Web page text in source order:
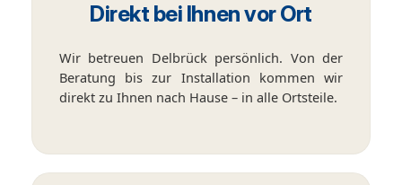
Direkt bei Ihnen vor Ort
Wir betreuen Delbrück persönlich. Von der
Beratung bis zur Installation kommen wir
direkt zu Ihnen nach Hause – in alle Ortsteile.